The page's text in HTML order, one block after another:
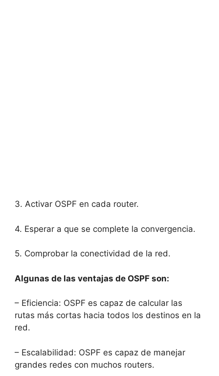
3. Activar OSPF en cada router.
4. Esperar a que se complete la convergencia.
5. Comprobar la conectividad de la red.
Algunas de las ventajas de OSPF son:
– Eficiencia: OSPF es capaz de calcular las
rutas más cortas hacia todos los destinos en la
red.
– Escalabilidad: OSPF es capaz de manejar
grandes redes con muchos routers.